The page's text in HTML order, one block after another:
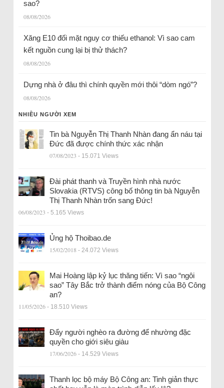
sao?
08/08/2026
Xăng E10 đối mặt nguy cơ thiếu ethanol: Vì sao cam
kết nguồn cung lại bị thử thách?
08/08/2026
Dựng nhà ở đâu thì chính quyền mới thôi “dòm ngó”?
08/08/2026
NHIỀU NGƯỜI XEM
Tin bà Nguyễn Thị Thanh Nhàn đang ẩn náu tại
Đức đã được chính thức xác nhận
07/08/2023 - 15.071 Views
Đài phát thanh và Truyền hình nhà nước
Slovakia (RTVS) công bố thông tin bà Nguyễn
Thị Thanh Nhàn trốn sang Đức!
06/08/2023 - 5.165 Views
Ủng hộ Thoibao.de
15/02/2018 - 24.072 Views
Mai Hoàng lập kỷ lục thăng tiến: Vì sao “ngôi
sao” Tây Bắc trở thành điểm nóng của Bộ Công
an?
11/05/2026 - 18.510 Views
Đẩy người nghèo ra đường để nhường đặc
quyền cho giới siêu giàu
17/06/2026 - 14.529 Views
Thanh lọc bộ máy Bộ Công an: Tinh giản thực